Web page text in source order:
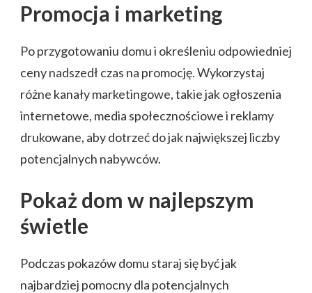
Promocja i marketing
Po przygotowaniu domu i określeniu odpowiedniej
ceny nadszedł czas na promocję. Wykorzystaj
różne kanały marketingowe, takie jak ogłoszenia
internetowe, media społecznościowe i reklamy
drukowane, aby dotrzeć do jak największej liczby
potencjalnych nabywców.
Pokaż dom w najlepszym
świetle
Podczas pokazów domu staraj się być jak
najbardziej pomocny dla potencjalnych